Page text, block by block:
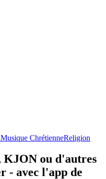
Musique ChrétienneReligion
KJON ou d'autres
- avec l'app de